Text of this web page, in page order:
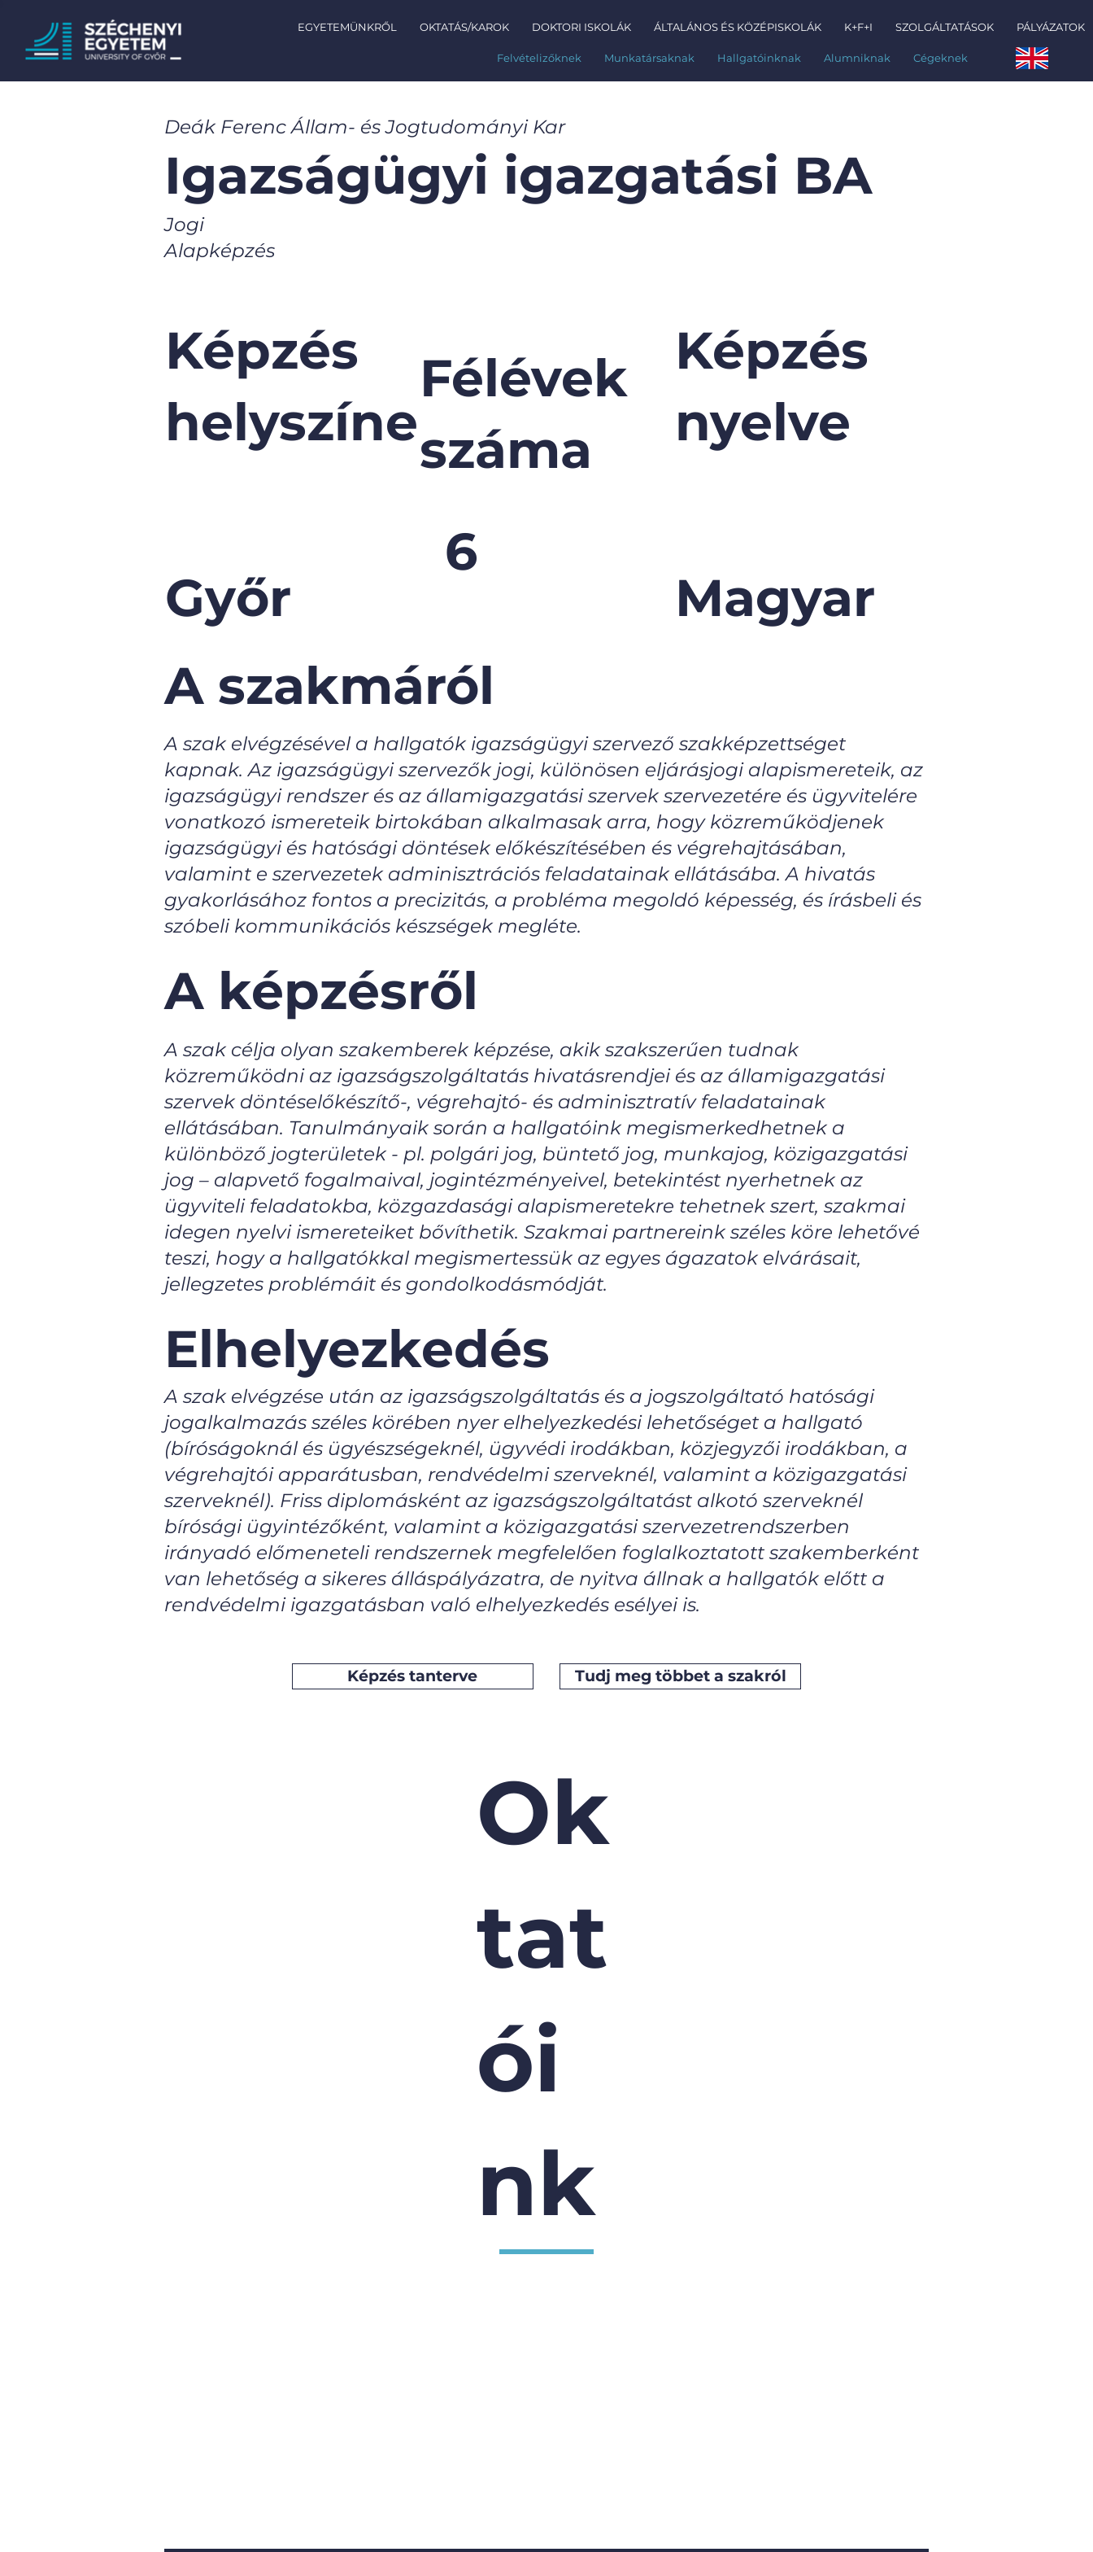
Felvételizőknek Munkatársaknak Hallgatóinknak Alumniknak Cégeknek
EGYETEMÜNKRŐL OKTATÁS/KAROK DOKTORI ISKOLÁK ÁLTALÁNOS ÉS KÖZÉPISKOLÁK K+F+I SZOLGÁLTATÁSOK PÁLYÁZATOK
Igazságügyi igazgatási BA
Jogi
Alapképzés
Deák Ferenc Állam- és Jogtudományi Kar
A képzésről
A szak célja olyan szakemberek képzése, akik szakszerűen tudnak
közreműködni az igazságszolgáltatás hivatásrendjei és az államigazgatási
szervek döntéselőkészítő-, végrehajtó- és adminisztratív feladatainak
ellátásában. Tanulmányaik során a hallgatóink megismerkedhetnek a
különböző jogterületek - pl. polgári jog, büntető jog, munkajog, közigazgatási
jog – alapvető fogalmaival, jogintézményeivel, betekintést nyerhetnek az
ügyviteli feladatokba, közgazdasági alapismeretekre tehetnek szert, szakmai
idegen nyelvi ismereteiket bővíthetik. Szakmai partnereink széles köre lehetővé
teszi, hogy a hallgatókkal megismertessük az egyes ágazatok elvárásait,
jellegzetes problémáit és gondolkodásmódját.
Képzés
helyszíne
Győr
Félévek
száma
6
Képzés
nyelve
Magyar
A szakmáról
A szak elvégzésével a hallgatók igazságügyi szervező szakképzettséget
kapnak. Az igazságügyi szervezők jogi, különösen eljárásjogi alapismereteik, az
igazságügyi rendszer és az államigazgatási szervek szervezetére és ügyvitelére
vonatkozó ismereteik birtokában alkalmasak arra, hogy közreműködjenek
igazságügyi és hatósági döntések előkészítésében és végrehajtásában,
valamint e szervezetek adminisztrációs feladatainak ellátásába. A hivatás
gyakorlásához fontos a precizitás, a probléma megoldó képesség, és írásbeli és
szóbeli kommunikációs készségek megléte.
Elhelyezkedés
A szak elvégzése után az igazságszolgáltatás és a jogszolgáltató hatósági
jogalkalmazás széles körében nyer elhelyezkedési lehetőséget a hallgató
(bíróságoknál és ügyészségeknél, ügyvédi irodákban, közjegyzői irodákban, a
végrehajtói apparátusban, rendvédelmi szerveknél, valamint a közigazgatási
szerveknél). Friss diplomásként az igazságszolgáltatást alkotó szerveknél
bírósági ügyintézőként, valamint a közigazgatási szervezetrendszerben
irányadó előmeneteli rendszernek megfelelően foglalkoztatott szakemberként
van lehetőség a sikeres álláspályázatra, de nyitva állnak a hallgatók előtt a
rendvédelmi igazgatásban való elhelyezkedés esélyei is.
Képzés tanterve Tudj meg többet a szakról
Ok
tat
ói
nk